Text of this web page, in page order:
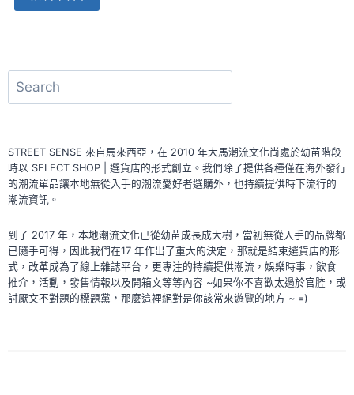
搜
尋
STREET SENSE 來自馬來西亞，在 2010 年大馬潮流文化尚處於幼苗階段
時以 SELECT SHOP | 選貨店的形式創立。我們除了提供各種僅在海外發行
的潮流單品讓本地無從入手的潮流愛好者選購外，也持續提供時下流行的
潮流資訊。
到了 2017 年，本地潮流文化已從幼苗成長成大樹，當初無從入手的品牌都
已隨手可得，因此我們在17 年作出了重大的決定，那就是結束選貨店的形
式，改革成為了線上雜誌平台，更專注的持續提供潮流，娛樂時事，飲食
推介，活動，發售情報以及開箱文等等內容 ~如果你不喜歡太過於官腔，或
討厭文不對題的標題黨，那麼這裡絕對是你該常來遊覽的地方 ~ =)